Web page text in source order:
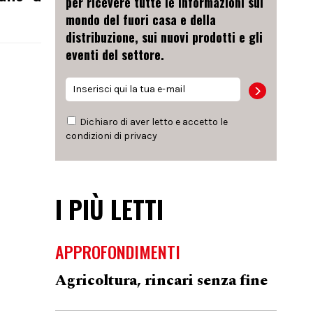
mondo del fuori casa e della
distribuzione, sui nuovi prodotti e gli
eventi del settore.
Dichiaro di aver letto e accetto le
condizioni di privacy
I PIÙ LETTI
APPROFONDIMENTI
Agricoltura, rincari senza fine